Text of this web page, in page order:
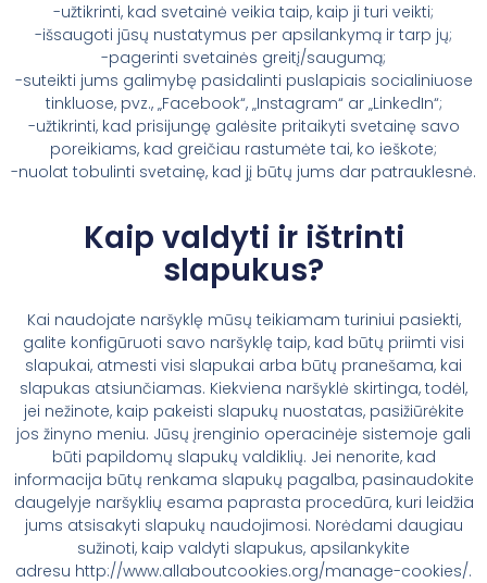
-užtikrinti, kad svetainė veikia taip, kaip ji turi veikti;
-išsaugoti jūsų nustatymus per apsilankymą ir tarp jų;
-pagerinti svetainės greitį/saugumą;
-suteikti jums galimybę pasidalinti puslapiais socialiniuose
tinkluose, pvz., „Facebook“, „Instagram“ ar „LinkedIn“;
-užtikrinti, kad prisijungę galėsite pritaikyti svetainę savo
poreikiams, kad greičiau rastumėte tai, ko ieškote;
-nuolat tobulinti svetainę, kad jį būtų jums dar patrauklesnė.
Kaip valdyti ir ištrinti
slapukus?
Kai naudojate naršyklę mūsų teikiamam turiniui pasiekti,
galite konfigūruoti savo naršyklę taip, kad būtų priimti visi
slapukai, atmesti visi slapukai arba būtų pranešama, kai
slapukas atsiunčiamas. Kiekviena naršyklė skirtinga, todėl,
jei nežinote, kaip pakeisti slapukų nuostatas, pasižiūrėkite
jos žinyno meniu. Jūsų įrenginio operacinėje sistemoje gali
būti papildomų slapukų valdiklių. Jei nenorite, kad
informacija būtų renkama slapukų pagalba, pasinaudokite
daugelyje naršyklių esama paprasta procedūra, kuri leidžia
jums atsisakyti slapukų naudojimosi. Norėdami daugiau
sužinoti, kaip valdyti slapukus, apsilankykite
adresu http://www.allaboutcookies.org/manage-cookies/.